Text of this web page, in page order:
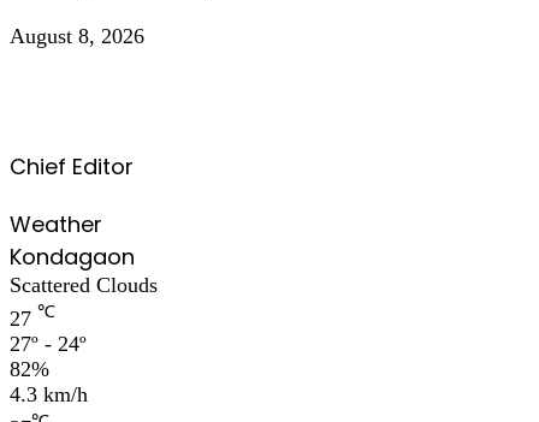
August 8, 2026
Chief Editor
Weather
Kondagaon
Scattered Clouds
27 ℃
27º - 24º
82%
4.3 km/h